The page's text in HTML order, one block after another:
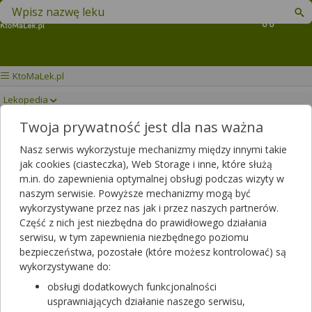
Koszyk
Znajdź lek w swojej okolicy
KtoMaLek.pl
Lekopedia
4FLEX COMPLEX Drukuj/Zapisz
Twoja prywatność jest dla nas ważna
Nasz serwis wykorzystuje mechanizmy między innymi takie
jak cookies (ciasteczka), Web Storage i inne, które służą
m.in. do zapewnienia optymalnej obsługi podczas wizyty w
naszym serwisie. Powyższe mechanizmy mogą być
wykorzystywane przez nas jak i przez naszych partnerów.
Część z nich jest niezbędna do prawidłowego działania
serwisu, w tym zapewnienia niezbędnego poziomu
bezpieczeństwa, pozostałe (które możesz kontrolować) są
wykorzystywane do:
obsługi dodatkowych funkcjonalności
usprawniających działanie naszego serwisu,